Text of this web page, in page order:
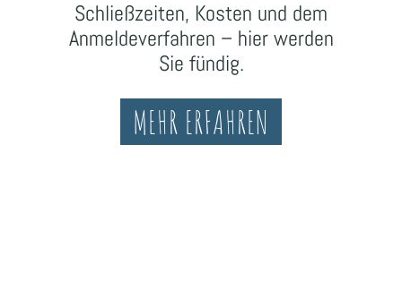
Schließzeiten, Kosten und dem
Anmeldeverfahren – hier werden
Sie fündig.
MEHR ERFAHREN